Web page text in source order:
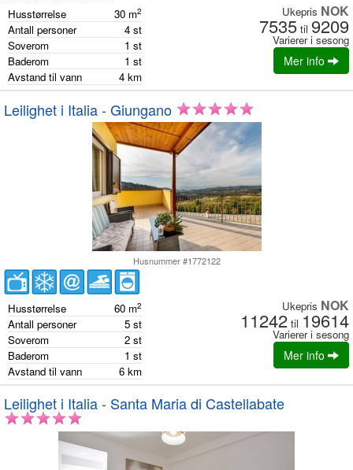
Husstørrelse 30 m2
Antall personer 4 st
Soverom
1 st
Baderom
1 st
Avstand til vann
4 km
Ukepris NOK
7535 til 9209
Varierer i sesong
Mer info
Leilighet i Italia - Giungano
Husnummer #1772122
Husstørrelse 60 m2
Antall personer 5 st
Soverom
2 st
Baderom
1 st
Avstand til vann
6 km
Ukepris NOK
11242 til 19614
Varierer i sesong
Mer info
Leilighet i Italia - Santa Maria di Castellabate